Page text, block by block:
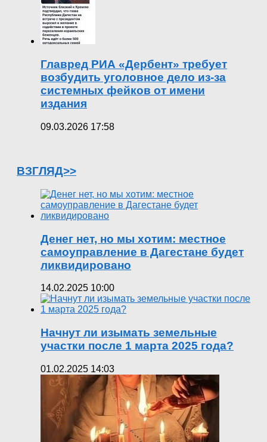
Главред РИА «Дербент» требует
возбудить уголовное дело из-за
системных фейков от имени
издания
09.03.2026 17:58
ВЗГЛЯД>>
Денег нет, но мы хотим: местное
самоуправление в Дагестане будет
ликвидировано
14.02.2025 10:00
Начнут ли изымать земельные
участки после 1 марта 2025 года?
01.02.2025 14:03